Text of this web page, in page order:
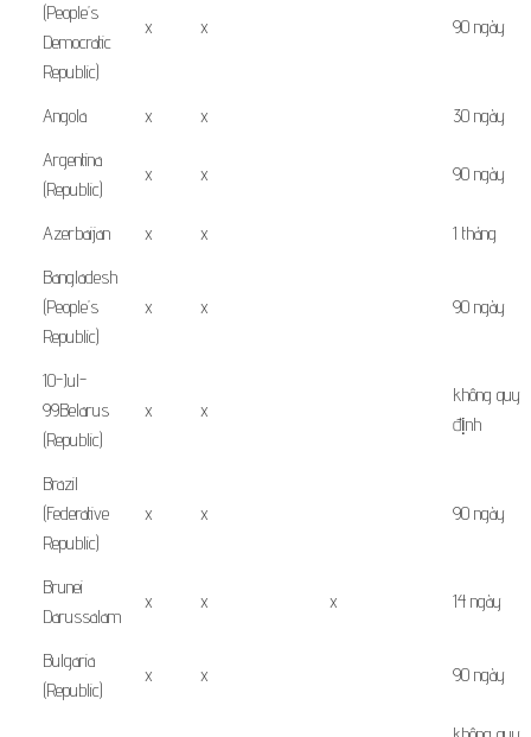
(People’s
Democratic
Republic)
x x 90 ngày
Angola x x
30 ngày
Argentina
(Republic)
x x 90 ngày
Azerbaijan x x
1 tháng
Bangladesh
(People’s
Republic)
x x 90 ngày
10-Jul-
99Belarus
(Republic)
x x
không quy
định
Brazil
(Federative
Republic)
x x 90 ngày
Brunei
Darussalam
x x x 14 ngày
Bulgaria
(Republic)
x x 90 ngày